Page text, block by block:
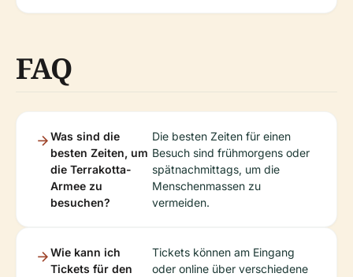
FAQ
Was sind die
besten Zeiten, um
die Terrakotta-
Armee zu
besuchen?
Die besten Zeiten für einen
Besuch sind frühmorgens oder
spätnachmittags, um die
Menschenmassen zu
vermeiden.
Wie kann ich
Tickets für den
Tickets können am Eingang
oder online über verschiedene